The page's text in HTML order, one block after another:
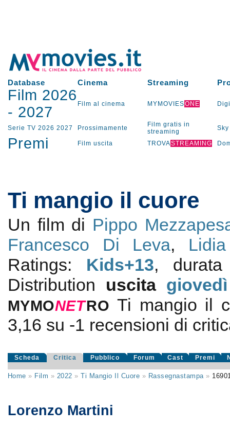
Database Cinema Streaming
Film 2026
- 2027 Film al cinema MYMOVIESONE
Serie TV 2026 2027 Prossimamente
Film gratis in
streaming
Sky
Premi Film uscita TROVASTREAMING
Ti mangio il cuore
Un film di Pippo
Francesco Di Leva,
Ratings: Kids+13,
Distribution uscita
MYMONETRO Ti mangio il
3,16 su -1 recensioni di
Scheda Critica Pubblico Forum Cast Premi
Home » Film » 2022 »Ti Mangio Il Cuore » Rassegnastampa»
Lorenzo Martini